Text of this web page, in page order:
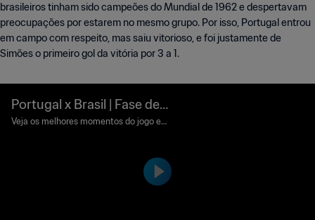
brasileiros tinham sido campeões do Mundial de 1962 e despertavam
preocupações por estarem no mesmo grupo. Por isso, Portugal entrou
em campo com respeito, mas saiu vitorioso, e foi justamente de
Simões o primeiro gol da vitória por 3 a 1.
Portugal x Brasil | Fase de
grupos | Copa do Mundo d
Veja os melhores momentos do jogo en